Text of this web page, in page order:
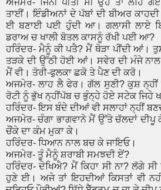
ਅਜਮੇਰ- ਜਿੰਨੀ ਪੀਤੀ ਸੀ ਉਹ ਤਾਂ ਲਹਿ
ਤਾਈਂ। ਇੰਡੀਅਨਾਂ ਦੇ ਪੱਬਾਂ ਦੀ ਬੀਅਰ ਕਾਹਦੀ
ਈ ਬਣਾਈ ਪਈ ਹੁੰਦੀ ਆ। ਗਲਾਸੀ ਲਾਏ
ਡਰਾਅ ਚ ਖਾਲੀ ਬੋਤਲ ਕਾਸਨੂੰ ਰੱਖੀ ਪਈ ਆ?
ਹਰਿੰਦਰ- ਮੈਨੂੰ ਕੀ ਪਤੈ? ਮੈਂ ਥੋੜਾ ਪੀਂਦੀ ਆਂ।
ਤੜਕੇ ਦੀ ਉੱਠੀ ਹੋਈ ਆਂ। ਸਵੇਰ ਦੀ ਮੰਜੇ ਨਾਲ
ਮੈਂ ਵੀ। ਤੋਰੀ-ਫੁਲਕਾ ਛਕੋ ਤੇ ਪੈਣ ਦੀ ਕਰੋ।
ਅਜਮੇਰ- ਲਾਹ ਲੈ ਫੇਰ। ਗੱਲ ਸੁਣੀ? ਕੁਸ਼
ਰੋਟੀ ਨੂੰ ਭੁੱਖ ਨ੍ਹੀਂਪੱਬ ਚ ਭੁੰਨ੍ਹੇ ਹੋਏ ਸਟੇਕ ਜਿਹੇ
ਹਰਿੰਦਰ- ਇਸ ਬੰਦੇ ਦੀਆਂ ਵੀ ਸਲਾਹਾਂ ਨ੍ਹੀਂ
ਅਜਮੇਰ- ਚੰਗਾ ਭਾਗਵਾਨੇ ਮੈਂ ਉੱਤੇ ਚੱਲਦਾਂ ਦੀਪੂ
ਚੌਂਕੇ ਦਾ ਕੰਮ ਮੁਕਾ ਕੇ।
ਹਰਿੰਦਰ- ਧਿਆਨ ਨਾਲ ਬਚ ਕੇ ਜਾਇਓ।
ਅਜਮੇਰ- ਤੂੰ ਮੈਨੂੰ ਸ਼ਰਾਬੀ ਸਮਝਦੀ ਏਂ?
ਹਰਿੰਦਰ- ਦੇਖਿਐ? ਮੈਂ ਕਿਹਾ ਸੀ ਨਾ? ਲੱਗੇ ਸੀ
ਹੁਣੇ ਈ। ਅਜੇ ਤਾਂ ਇਹਦੀਆਂ ਕਿਸਤਾਂ ਵੀ